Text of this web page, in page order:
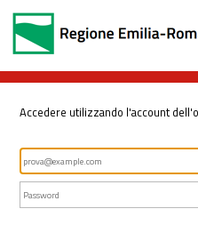
Accedere utilizzando l'account